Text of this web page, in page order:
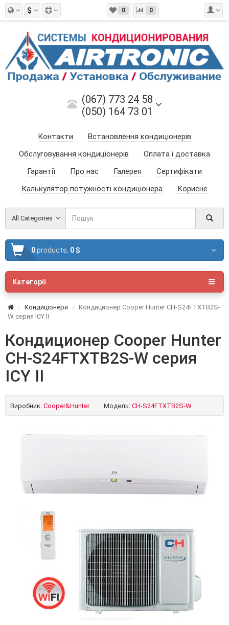
$ 0 0
(067) 773 24 58
(050) 164 73 01
Контакти
Встановлення кондиціонерів
Обслуговування кондиціонерів
Оплата і доставка
Гарантії
Про нас Галерея
Сертифікати
Калькулятор потужності кондиціонера
Корисне
All Categories
0products, 0 $
Категорії
Кондиціонери
Кондиционер Cooper Hunter CH-S24FTXTB2S-
W серия ICY II
Кондиционер Cooper Hunter
CH-S24FTXTB2S-W серия
ICY II
Виробник: Cooper&Hunter Модель: CH-S24FTXTB2S-W